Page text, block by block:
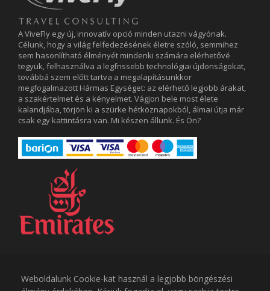
A ViveFly egy új, innovatív opció minden utazni vágyónak.
Célunk, hogy a világ felfedezésének életre szóló, semmihez
sem hasonlítható élményét mindenki számára elérhetővé
tegyük, felhasználva a legfrissebb technológiai újdonságokat,
továbbá szem előtt tartva a megalapításunkkor
megfogalmazott Hármas Egységet: az elérhető legjobb árakat,
a szakértelmet és a kényelmet. Vágjon bele most élete
kalandjába, törjön ki a szürke hétköznapokból, álmai útja már
csak egy kattintásra van. Mi készen állunk. És Ön?
Az ajánlatokhoz rendelt árak tényleges
Weboldalunk Cookie-kat használ a legjobb böngészési